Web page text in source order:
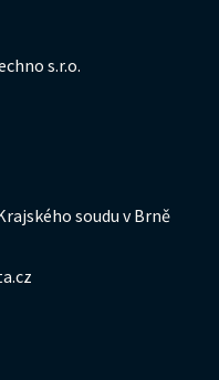
s.r.o.
soudu v Brně